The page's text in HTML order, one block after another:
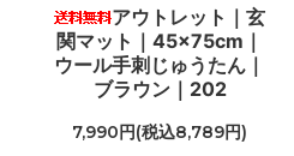
アウトレット｜玄
関マット｜45×75cm｜
ウール手刺じゅうたん｜
ブラウン｜202
7,990円(税込8,789円)